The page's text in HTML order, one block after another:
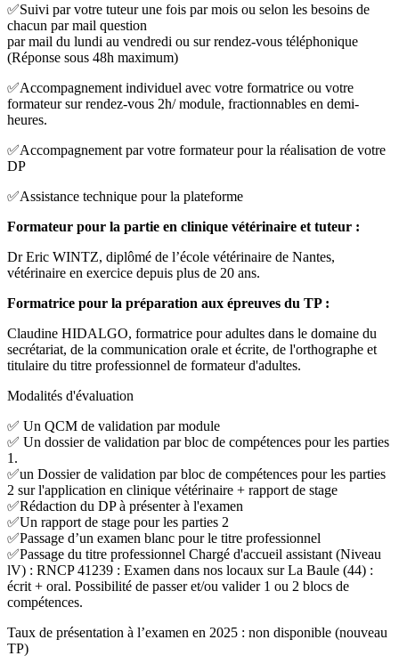
✅Suivi par votre tuteur une fois par mois ou selon les besoins de
chacun par mail question
par mail du lundi au vendredi ou sur rendez-vous téléphonique
(Réponse sous 48h maximum)
✅Accompagnement individuel avec votre formatrice ou votre
formateur sur rendez-vous 2h/ module, fractionnables en demi-
heures.
✅Accompagnement par votre formateur pour la réalisation de votre
DP
✅Assistance technique pour la plateforme
Formateur pour la partie en clinique vétérinaire et tuteur :
Dr Eric WINTZ, diplômé de l’école vétérinaire de Nantes,
vétérinaire en exercice depuis plus de 20 ans.
Formatrice pour la préparation aux épreuves du TP :
Claudine HIDALGO, formatrice pour adultes dans le domaine du
secrétariat, de la communication orale et écrite, de l'orthographe et
titulaire du titre professionnel de formateur d'adultes.
Modalités d'évaluation
✅ Un QCM de validation par module
✅ Un dossier de validation par bloc de compétences pour les parties
1.
✅un Dossier de validation par bloc de compétences pour les parties
2 sur l'application en clinique vétérinaire + rapport de stage
✅Rédaction du DP à présenter à l'examen
✅Un rapport de stage pour les parties 2
✅Passage d’un examen blanc pour le titre professionnel
✅Passage du titre professionnel Chargé d'accueil assistant (Niveau
lV) : RNCP 41239 : Examen dans nos locaux sur La Baule (44) :
écrit + oral. Possibilité de passer et/ou valider 1 ou 2 blocs de
compétences.
Taux de présentation à l’examen en 2025 : non disponible (nouveau
TP)